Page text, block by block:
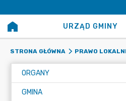
URZĄD GMINY
STRONA GŁÓWNA PRAWO
ORGANY
GMINA